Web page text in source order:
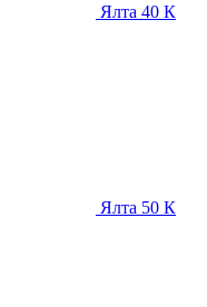
Ялта 40 К
Ялта 50 К